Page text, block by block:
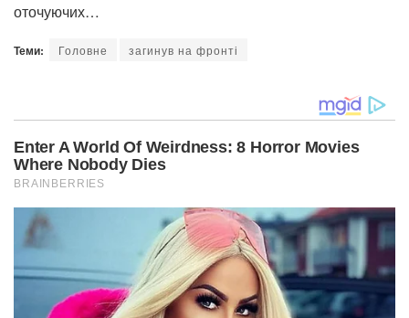
оточуючих…
Теми: Головне загинув на фронті